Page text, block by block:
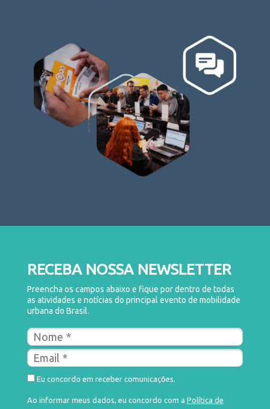
RECEBA NOSSA NEWSLETTER
Preencha os campos abaixo e fique por dentro de todas
as atividades e notícias do principal evento de mobilidade
urbana do Brasil.
Eu concordo em receber comunicações.
Ao informar meus dados, eu concordo com a Política de